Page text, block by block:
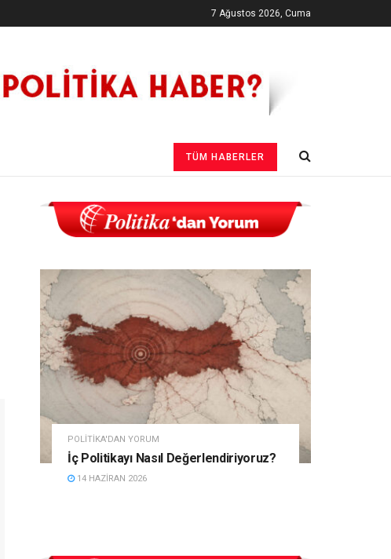
7 Ağustos 2026, Cuma
TÜM HABERLER
POLITIKA'DAN YORUM
İç Politikayı Nasıl Değerlendiriyoruz?
14 HAZIRAN 2026